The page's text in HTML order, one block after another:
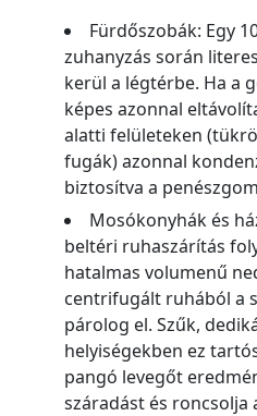
Fürdőszobák: Egy
zuhanyzás során
kerül a légtérbe. Ha a
képes azonnal
alatti felületeken
fugák) azonnal
biztosítva a
Mosókonyhák és
beltéri ruhaszárítás
hatalmas volumenű
centrifugált ruhából a
párolog el. Szűk,
helyiségekben ez
pangó levegőt
száradást és roncsolja